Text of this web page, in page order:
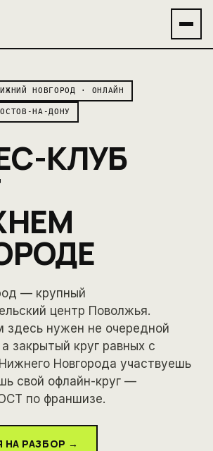
НОВГОРОД · ОНЛАЙН
НА-ДОНУ
КЛУБ
— крупный
центр Поволжья.
здесь нужен не очередной
закрытый круг равных с
Новгорода участвуешь
свой офлайн-круг —
по франшизе.
НА РАЗБОР →